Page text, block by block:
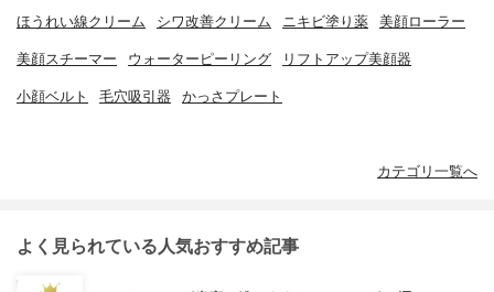
ほうれい線クリーム シワ改善クリーム ニキビ塗り薬 美顔ローラー
美顔スチーマー ウォーターピーリング リフトアップ美顔器
小顔ベルト 毛穴吸引器 かっさプレート
カテゴリ一覧へ
よく見られている人気おすすめ記事